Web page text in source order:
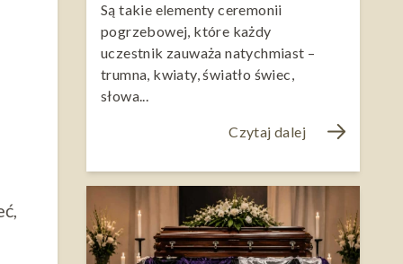
Są takie elementy ceremonii
pogrzebowej, które każdy
uczestnik zauważa natychmiast –
trumna, kwiaty, światło świec,
słowa...
Czytaj dalej